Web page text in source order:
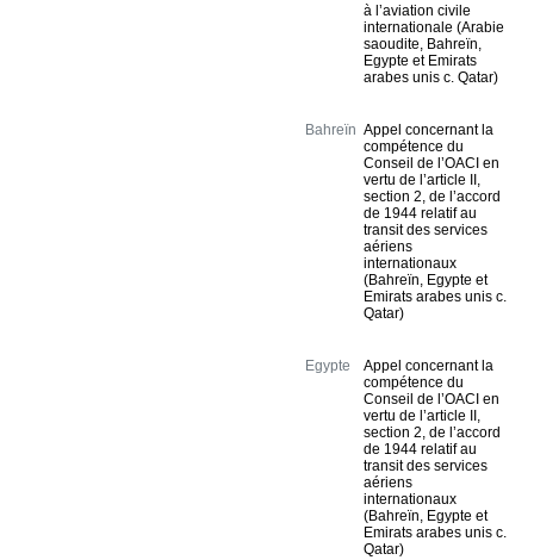
à l’aviation civile
internationale (Arabie
saoudite, Bahreïn,
Egypte et Emirats
arabes unis c. Qatar)
Bahreïn Appel concernant la
compétence du
Conseil de l’OACI en
vertu de l’article II,
section 2, de l’accord
de 1944 relatif au
transit des services
aériens
internationaux
(Bahreïn, Egypte et
Emirats arabes unis c.
Qatar)
Egypte
Appel concernant la
compétence du
Conseil de l’OACI en
vertu de l’article II,
section 2, de l’accord
de 1944 relatif au
transit des services
aériens
internationaux
(Bahreïn, Egypte et
Emirats arabes unis c.
Qatar)